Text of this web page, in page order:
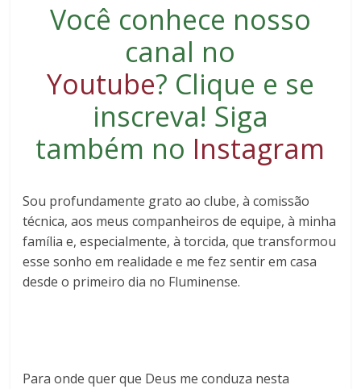
Você conhece nosso
canal no
Youtube? Clique e se
inscreva! Siga
também no Instagram
Sou profundamente grato ao clube, à comissão
técnica, aos meus companheiros de equipe, à minha
família e, especialmente, à torcida, que transformou
esse sonho em realidade e me fez sentir em casa
desde o primeiro dia no Fluminense.
Para onde quer que Deus me conduza nesta